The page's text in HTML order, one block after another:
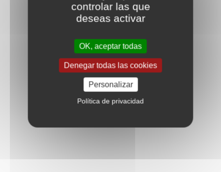
controlar las que
deseas activar
OK, aceptar todas
Denegar todas las cookies
Personalizar
Política de privacidad